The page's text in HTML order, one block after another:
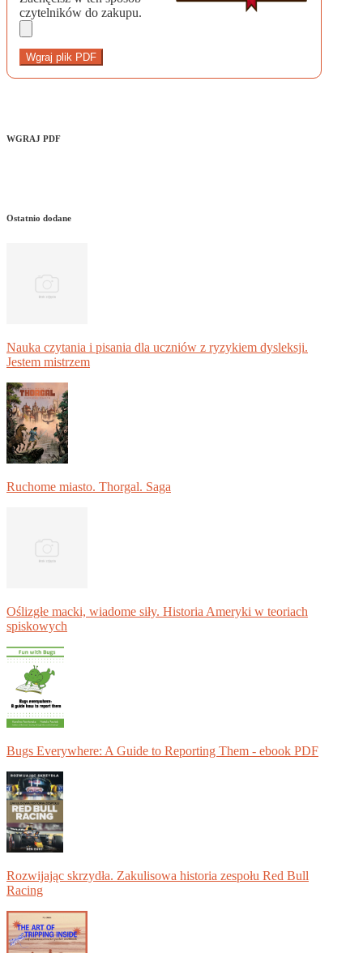
czytelników do zakupu.
Wgraj plik PDF
WGRAJ PDF
Ostatnio dodane
Nauka czytania i pisania dla uczniów z ryzykiem dysleksji.
Jestem mistrzem
Ruchome miasto. Thorgal. Saga
Oślizgłe macki, wiadome siły. Historia Ameryki w teoriach
spiskowych
Bugs Everywhere: A Guide to Reporting Them - ebook PDF
Rozwijając skrzydła. Zakulisowa historia zespołu Red Bull
Racing